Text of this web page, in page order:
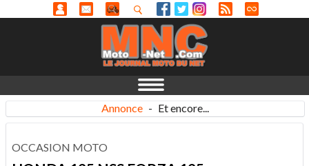
Annonce - Et encore...
OCCASION MOTO